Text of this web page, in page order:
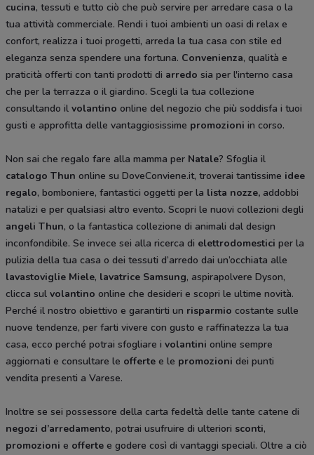
cucina, tessuti e tutto ciò che può servire per arredare casa o la
tua attività commerciale. Rendi i tuoi ambienti un oasi di relax e
confort, realizza i tuoi progetti, arreda la tua casa con stile ed
eleganza senza spendere una fortuna. Convenienza, qualità e
praticità offerti con tanti prodotti di arredo sia per l'interno casa
che per la terrazza o il giardino. Scegli la tua collezione
consultando il volantino online del negozio che più soddisfa i tuoi
gusti e approfitta delle vantaggiosissime promozioni in corso.
Non sai che regalo fare alla mamma per Natale? Sfoglia il
catalogo Thun online su DoveConviene.it, troverai tantissime idee
regalo, bomboniere, fantastici oggetti per la lista nozze, addobbi
natalizi e per qualsiasi altro evento. Scopri le nuovi collezioni degli
angeli Thun, o la fantastica collezione di animali dal design
inconfondibile. Se invece sei alla ricerca di elettrodomestici per la
pulizia della tua casa o dei tessuti d’arredo dai un’occhiata alle
lavastoviglie Miele, lavatrice Samsung, aspirapolvere Dyson,
clicca sul volantino online che desideri e scopri le ultime novità.
Perché il nostro obiettivo e garantirti un risparmio costante sulle
nuove tendenze, per farti vivere con gusto e raffinatezza la tua
casa, ecco perché potrai sfogliare i volantini online sempre
aggiornati e consultare le offerte e le promozioni dei punti
vendita presenti a Varese.
Inoltre se sei possessore della carta fedeltà delle tante catene di
negozi d’arredamento, potrai usufruire di ulteriori sconti,
promozioni e offerte e godere così di vantaggi speciali. Oltre a ciò